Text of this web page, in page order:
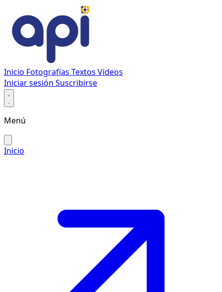
Inicio Fotografías Textos Videos
Iniciar sesión Suscribirse
Menú
Inicio